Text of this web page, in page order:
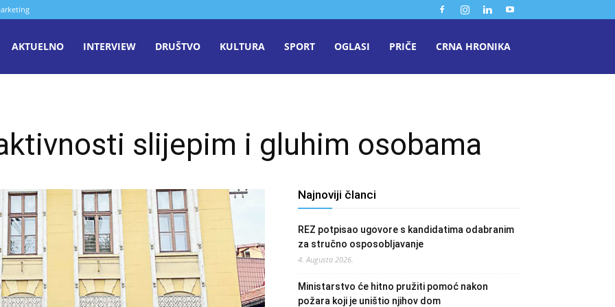
AKTUELNO INTERVIEW DRUŠTVO KULTURA SPORT OGLASI PRIČE CRNA HRONIKA
slijepim i gluhim osobama
Najnoviji članci
REZ potpisao ugovore s kandidatima odabranim
za stručno osposobljavanje
4. Augusta 2026.
Ministarstvo će hitno pružiti pomoć nakon
požara koji je uništio njihov dom